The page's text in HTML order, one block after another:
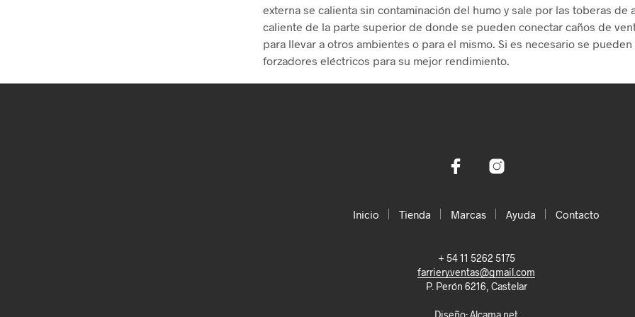
externa se calienta sin contaminación del humo y sale por las toberas de
caliente de la parte superior de donde se pueden conectar caños de
para llevar a otros ambientes o para el mismo. Si es necesario se
forzadores eléctricos para su mejor rendimiento.
Inicio Tienda Marcas Ayuda Contacto
+ 54 11 5262 5175
farriery.ventas@gmail.com
P. Perón 6216, Castelar